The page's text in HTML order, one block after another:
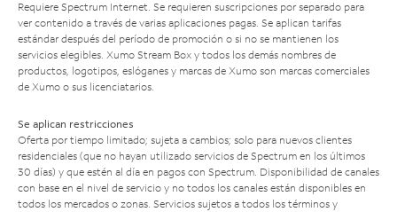
Requiere Spectrum Internet. Se requieren suscripciones por separado para
ver contenido a través de varias aplicaciones pagas. Se aplican tarifas
estándar después del período de promoción o si no se mantienen los
servicios elegibles. Xumo Stream Box y todos los demás nombres de
productos, logotipos, eslóganes y marcas de Xumo son marcas comerciales
de Xumo o sus licenciatarios.
Se aplican restricciones
Oferta por tiempo limitado; sujeta a cambios; solo para nuevos clientes
residenciales (que no hayan utilizado servicios de Spectrum en los últimos
30 días) y que estén al día en pagos con Spectrum. Disponibilidad de canales
con base en el nivel de servicio y no todos los canales están disponibles en
todos los mercados o zonas. Servicios sujetos a todos los términos y